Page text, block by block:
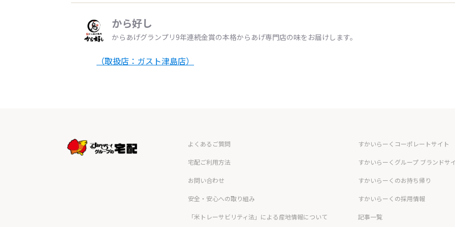
から好し
からあげグランプリ9年連続金賞の本格からあげ専門店の味をお届けします。
（取扱店：ガスト津島店）
よくあるご質問
宅配ご利用方法
お問い合わせ
安全・安心への取り組み
「米トレーサビリティ法」による産地情報について
すかいらーくコーポレートサイト
すかいらーくグループ ブランドサ
すかいらーくのお持ち帰り
すかいらーくの採用情報
記事一覧